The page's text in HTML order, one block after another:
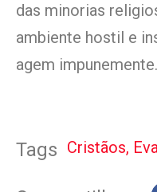
das minorias
ambiente hostil e
agem impunemente.
Tags Cristãos,